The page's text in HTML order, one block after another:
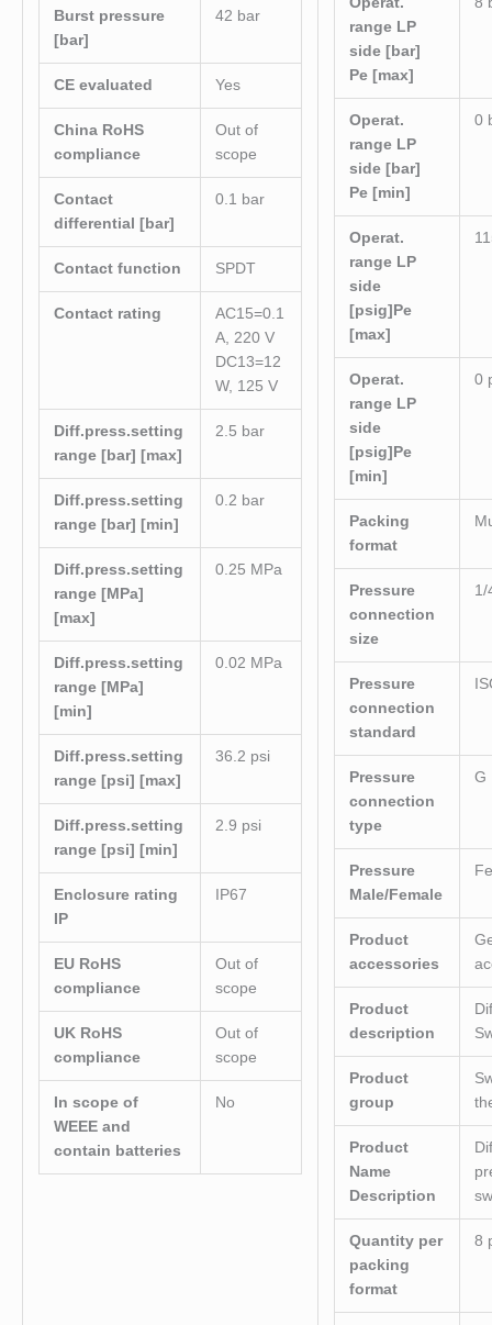
Burst pressure
[bar]
42 bar
CE evaluated Yes
China RoHS
compliance
Out of
scope
Contact
differential [bar]
0.1 bar
Contact function SPDT
Contact rating
AC15=0.1
A, 220 V
DC13=12
W, 125 V
Diff.press.setting
range [bar] [max]
2.5 bar
Diff.press.setting
range [bar] [min]
0.2 bar
Diff.press.setting
range [MPa]
[max]
0.25 MPa
Diff.press.setting
range [MPa]
[min]
0.02 MPa
Diff.press.setting
range [psi] [max]
36.2 psi
Diff.press.setting
range [psi] [min]
2.9 psi
Enclosure rating
IP
IP67
EU RoHS
compliance
Out of
scope
UK RoHS
compliance
Out of
scope
In scope of
WEEE and
contain batteries
No
range LP
side [bar]
Pe [max]
Operat.
range LP
side [bar]
Pe [min]
0
Operat.
range LP
side
[psig]Pe
[max]
Operat.
range LP
side
[psig]Pe
[min]
0
Packing
format
Pressure
connection
size
1/
Pressure
connection
standard
Pressure
connection
type
G
Pressure
Male/Female
Product
accessories
Product
description
Product
group
Product
Name
Description
Quantity per
packing
format
8